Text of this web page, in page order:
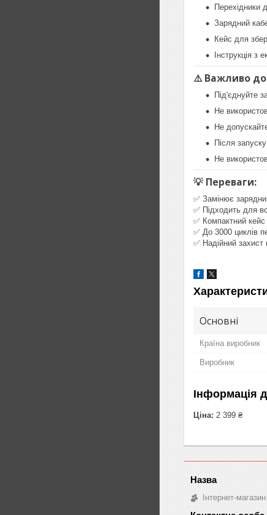
Перехідники
Зарядний
Кейс для
Інструкція з
⚠️ Важливо
Під'єднуйте
Не
Не
Після
Не
💡 Переваги:
✅ Замінює
✅ Підходить для
✅ Компактний
✅ До 3000 циклів
✅ Надійний захист
Основні
Країна виробник
Виробник
Інформація
Ціна: 2 399 ₴
Інтернет-